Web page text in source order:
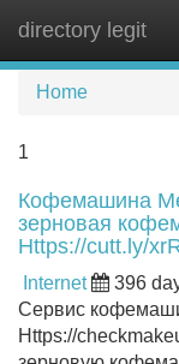
directory legit
Home
1
Кофемашина
зерновая
Https://cutt.ly/
Internet 396
Сервис
Https://